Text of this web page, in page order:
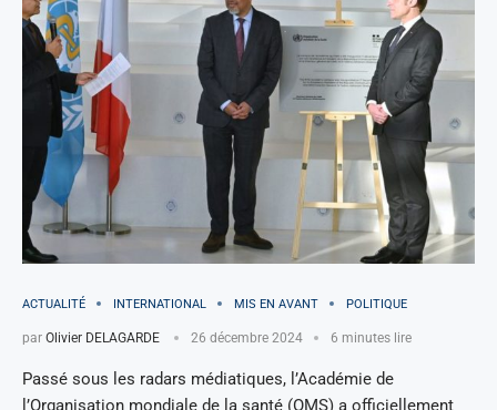
ACTUALITÉ INTERNATIONAL MIS EN AVANT POLITIQUE
par Olivier DELAGARDE 26 décembre 2024 6 minutes lire
Passé sous les radars médiatiques, l’Académie de
l’Organisation mondiale de la santé (OMS) a officiellement